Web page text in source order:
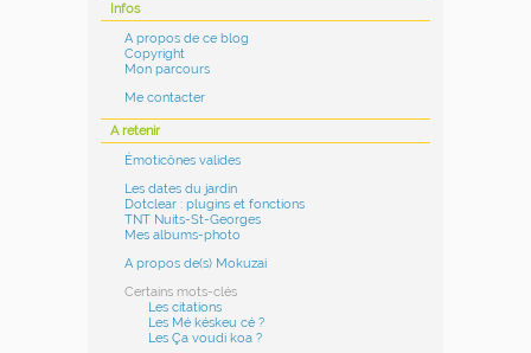
Infos
A propos de ce blog
Copyright
Mon parcours
Me contacter
A retenir
Émoticônes valides
Les dates du jardin
Dotclear : plugins et fonctions
TNT Nuits-St-Georges
Mes albums-photo
A propos de(s) Mokuzai
Certains mots-clés
Les citations
Les Mé késkeu cé ?
Les Ça voudi koa ?